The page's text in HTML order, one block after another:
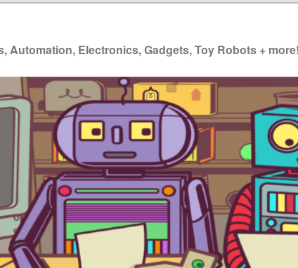
Automation, Electronics, Gadgets, Toy Robots + more!